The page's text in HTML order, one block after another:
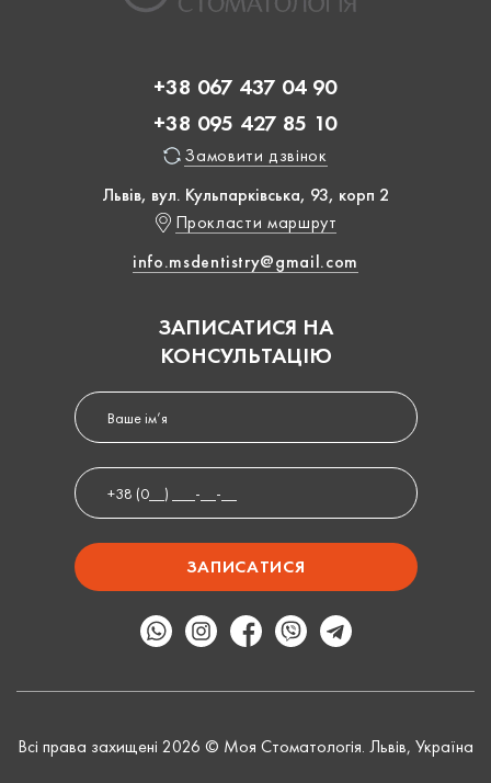
+38 067 437 04 90
+38 095 427 85 10
Замовити дзвінок
Львів, вул. Кульпарківська, 93, корп 2
Прокласти маршрут
info.msdentistry@gmail.com
ЗАПИСАТИСЯ НА
КОНСУЛЬТАЦІЮ
Всі права захищені 2026 © Моя Стоматологія. Львів, Україна